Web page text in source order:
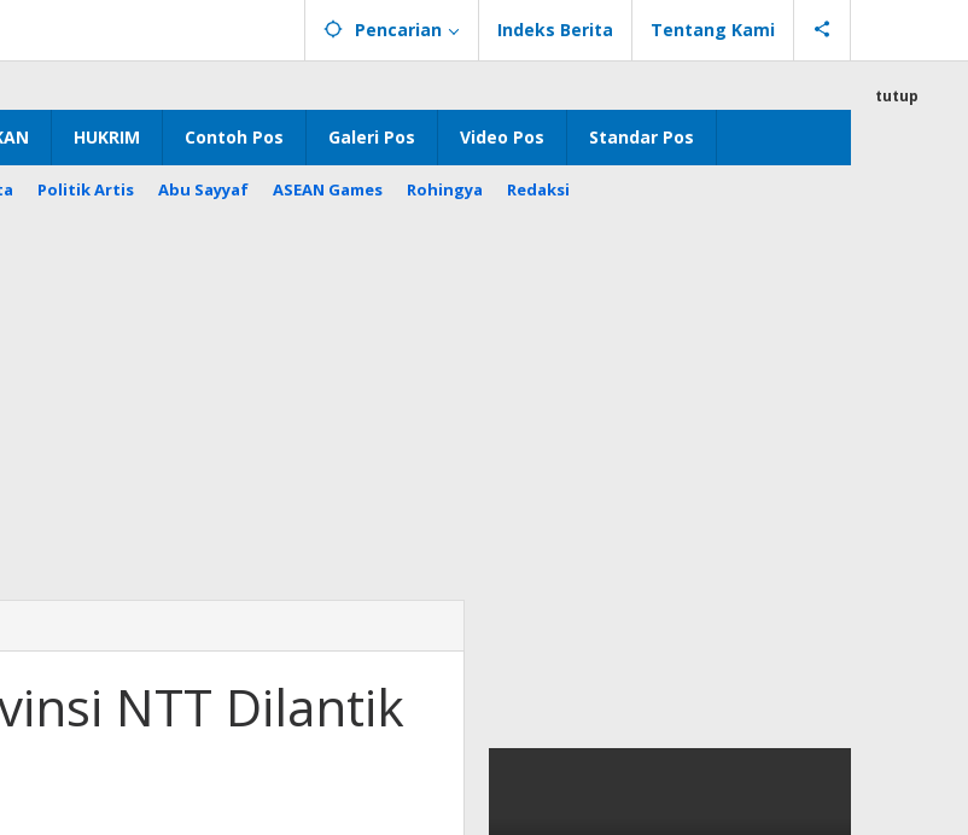
Pencarian Indeks Berita Tentang Kami
HUKRIM Contoh Pos Galeri Pos Video Pos Standar Pos
Politik Artis Abu Sayyaf ASEAN Games Rohingya Redaksi
tutup
NTT Dilantik